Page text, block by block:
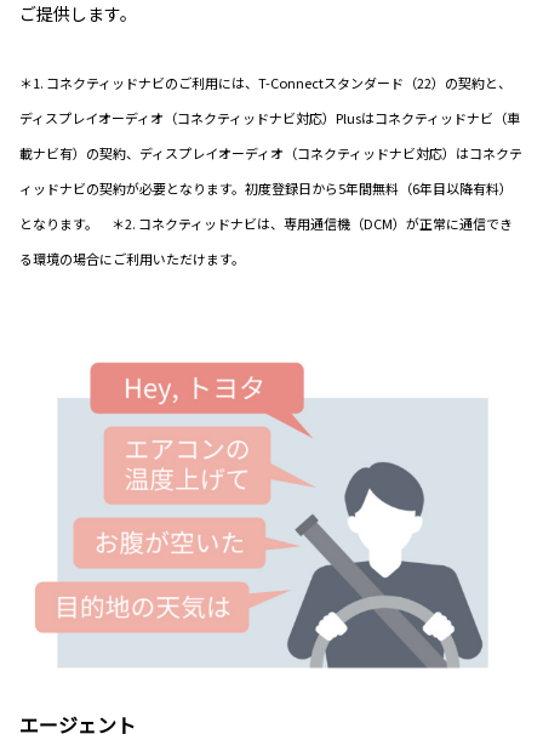
ご提供します。
＊1. コネクティッドナビのご利用には、T-Connectスタンダード（22）の契約と、
ディスプレイオーディオ（コネクティッドナビ対応）Plusはコネクティッドナビ（車
載ナビ有）の契約、ディスプレイオーディオ（コネクティッドナビ対応）はコネクテ
ィッドナビの契約が必要となります。初度登録日から5年間無料（6年目以降有料）
となります。 ＊2. コネクティッドナビは、専用通信機（DCM）が正常に通信でき
る環境の場合にご利用いただけます。
エージェント